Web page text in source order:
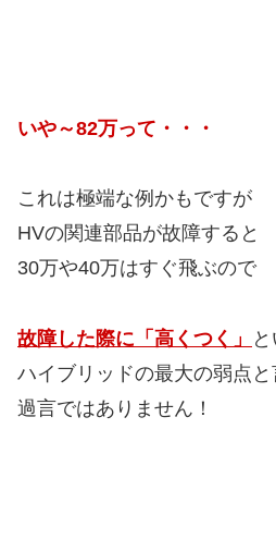
いや～82万って・・・
これは極端な例かもですが
HVの関連部品が故障すると
30万や40万はすぐ飛ぶので
故障した際に「高くつく」
ハイブリッドの最大の弱点と
過言ではありません！